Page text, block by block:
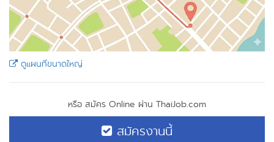
ดูแผนที่ขนาดใหญ่
หรือ สมัคร Online ผ่าน ThaiJob.com
สมัครงานนี้